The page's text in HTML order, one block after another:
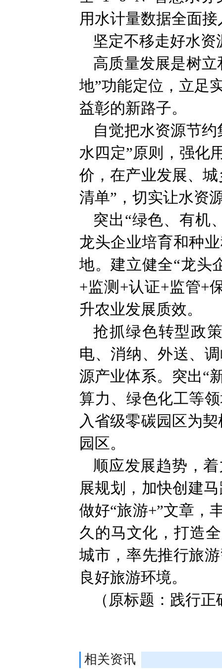
用水计量数据全面
坚定不移走好水
高质量发展是树
地”功能定位，立足
益彰的新路子。
自觉把水资源节
水四定”原则，强化
价，在产业发展、
清单”，切实让水资
突出“绿色、有机
龙头企业培育和种
地。建立健全“龙头
+监测+认证+监管+
升农业发展质效。
抢抓绿色转型政
电、消纳、外送、
源产业体系。突出“
算力、绿色化工等
入省级零碳园区为
园区。
顺应发展趋势，
展规划，加快创建
做好“旅游+”文章，
久的马文化，打造
城市，率先推行旅
良好旅游环境。
（原标题：践行
相关资讯